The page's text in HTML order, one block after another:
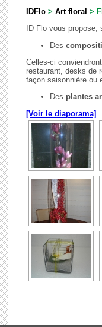
IDFlo > Art floral >
ID Flo vous
Des
Celles-ci
restaurant, desks de
façon saisonnière ou
Des plantes
[Voir le diaporama]